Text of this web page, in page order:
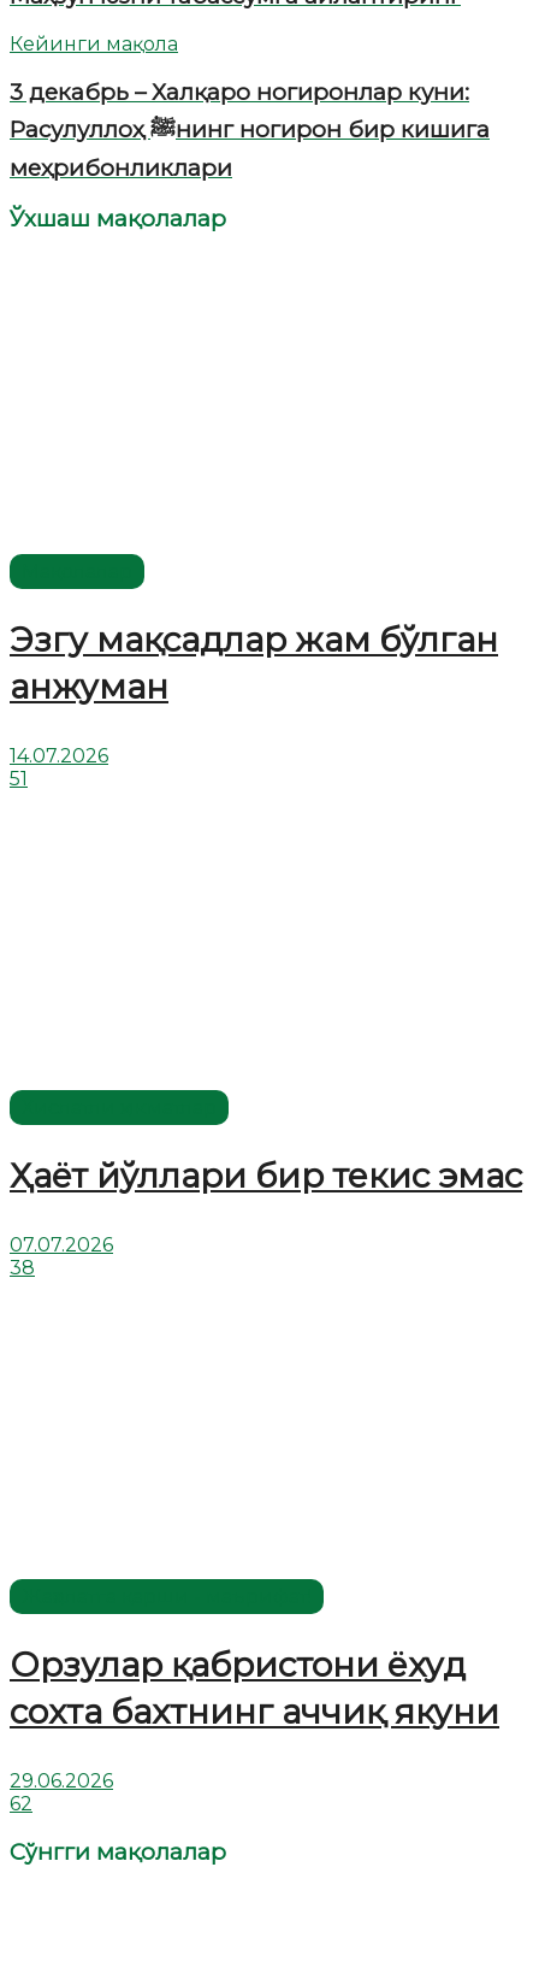
Кейинги мақола
3 декабрь – Халқаро ногиронлар куни:
Расулуллоҳ ﷺнинг ногирон бир кишига
меҳрибонликлари
Ўхшаш мақолалар
Эзгу мақсадлар жам бўлган
анжуман
14.07.2026
51
Ҳаёт йўллари бир текис эмас
07.07.2026
38
Орзулар қабристони ёхуд
сохта бахтнинг аччиқ якуни
29.06.2026
62
Сўнгги мақолалар